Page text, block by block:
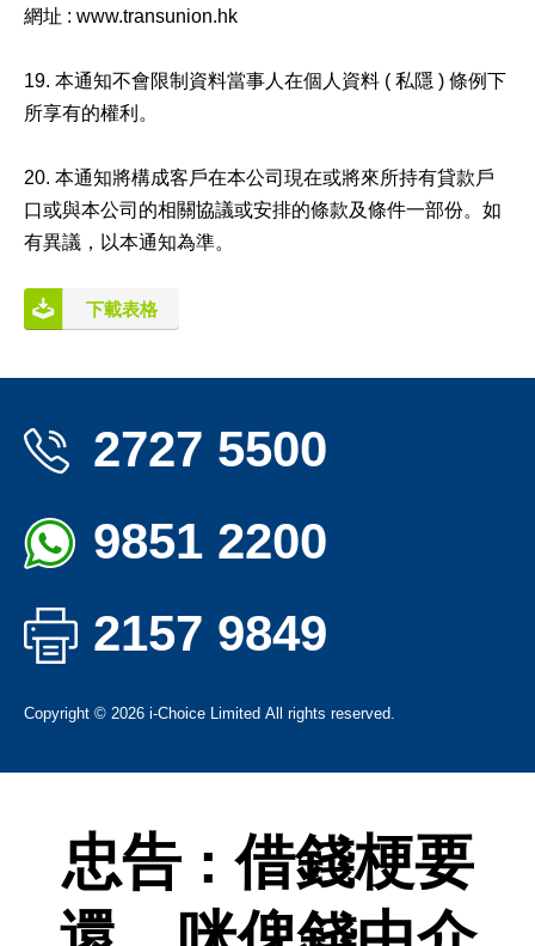
網址 : www.transunion.hk
19. 本通知不會限制資料當事人在個人資料 ( 私隱 ) 條例下
所享有的權利。
20. 本通知將構成客戶在本公司現在或將來所持有貸款戶
口或與本公司的相關協議或安排的條款及條件⼀部份。如
有異議，以本通知為準。
下載表格
2727 5500
9851 2200
2157 9849
Copyright © 2026 i-Choice Limited All rights reserved.
忠告 : 借錢梗要